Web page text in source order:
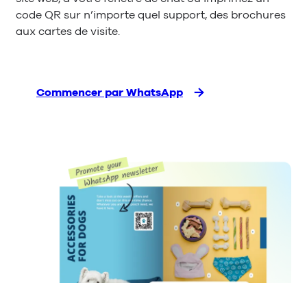
code QR sur n’importe quel support, des brochures
aux cartes de visite.
Commencer par WhatsApp